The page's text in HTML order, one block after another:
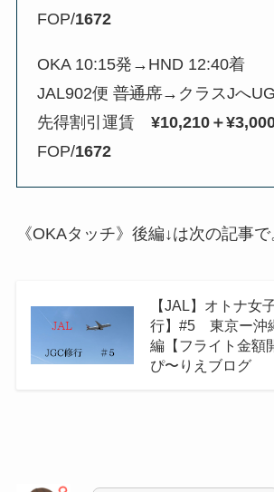
FOP/1672
OKA 10:15発→HND 12:40着
JAL902便普通席→クラスJへUG
先得割引運賃¥10,210＋
FOP/1672
《OKAタッチ》後編↓は次の記事で
【JAL】オトナ女
行】#5 東京ー沖
編【フライト金額
ぴ〜りえブログ